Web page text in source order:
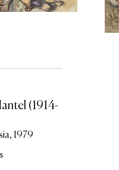
(1914-
1979